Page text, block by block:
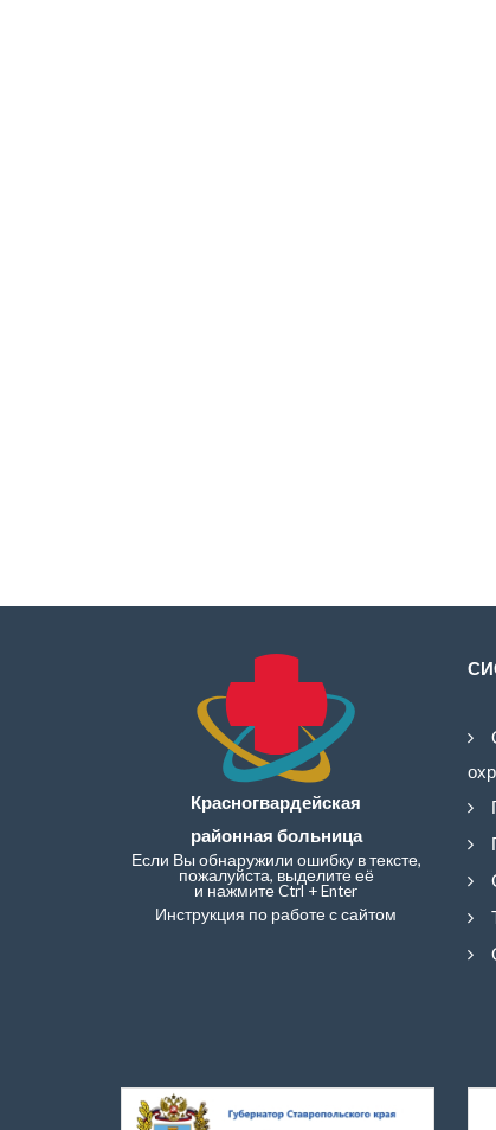
Красногвардейская
районная больница
Если Вы обнаружили ошибку в тексте,
пожалуйста, выделите её
и нажмите Ctrl + Enter
Инструкция по работе с сайтом